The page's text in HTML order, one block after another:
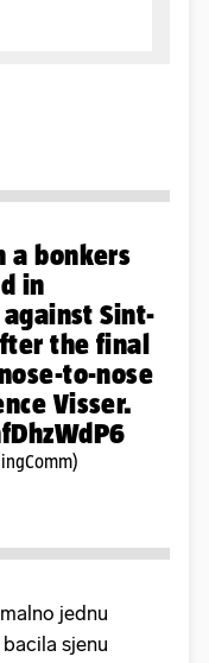
a bonkers
in
against Sint-
the final
to-nose
Visser.
jednu
sjenu